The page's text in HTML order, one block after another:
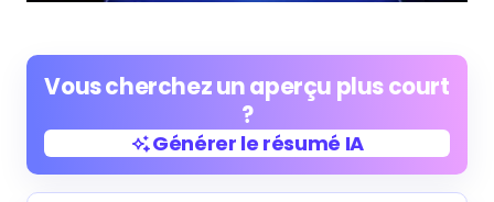
Vous cherchez un aperçu plus court
?
Générer le résumé IA